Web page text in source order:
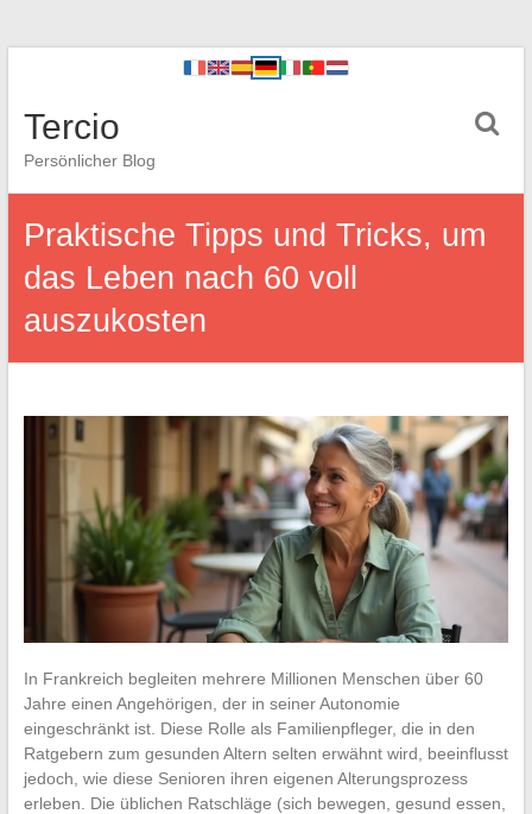
Tercio
Persönlicher Blog
Praktische Tipps und Tricks, um
das Leben nach 60 voll
auszukosten
In Frankreich begleiten mehrere Millionen Menschen über 60
Jahre einen Angehörigen, der in seiner Autonomie
eingeschränkt ist. Diese Rolle als Familienpfleger, die in den
Ratgebern zum gesunden Altern selten erwähnt wird, beeinflusst
jedoch, wie diese Senioren ihren eigenen Alterungsprozess
erleben. Die üblichen Ratschläge (sich bewegen, gesund essen,